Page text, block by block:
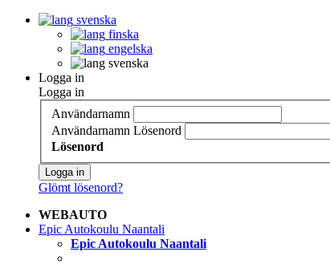
svenska
finska
engelska
svenska
Logga in
Logga in
Användarnamn
Användarnamn Lösenord
Lösenord
Logga in
Glömt lösenord?
WEBAUTO
Epic Autokoulu Naantali
Epic Autokoulu Naantali